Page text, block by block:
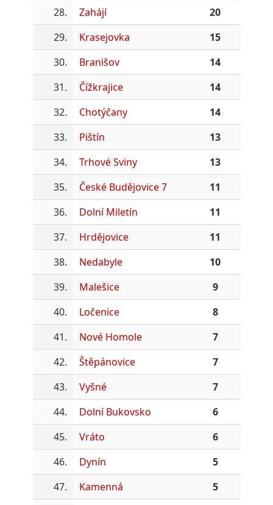
28.
Zahájí
20
29.
Krasejovka
15
30.
Branišov
14
31.
Čížkrajice
14
32.
Chotýčany
14
33.
Pištín
13
34.
Trhové Sviny
13
35.
České Budějovice 7
11
36.
Dolní Miletín
11
37.
Hrdějovice
11
38.
Nedabyle
10
39.
Malešice
9
40.
Ločenice
8
41.
Nové Homole
7
42.
Štěpánovice
7
43.
Vyšné
7
44.
Dolní Bukovsko
6
45.
Vráto
6
46.
Dynín
5
47.
Kamenná 5